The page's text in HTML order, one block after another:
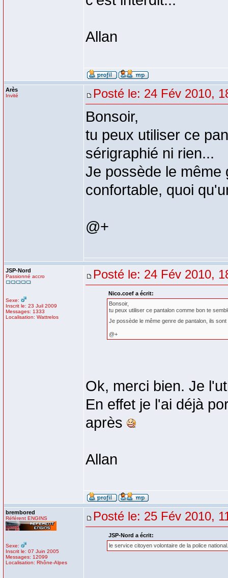
Allan
Arès
Invité Posté le: 24 Fév 2010,
Bonsoir,
tu peux utiliser ce
sérigraphié ni rien...
Je possède le même
confortable, quoi
@+
JSP-Nord
Passionné accro
Sexe:
Inscrit le: 23 Juil 2009
Messages: 1333
Localisation: Wattrelos
Posté le: 24 Fév 2010,
Nico.coef a écrit:
Bonsoir,
tu peux utiliser ce pantalon comme bon te
Je possède le même genre de pantalon, ils
@+
Ok, merci bien. Je
En effet je l'ai déjà
après
Allan
brembored
Référent ENGINS
Sexe:
Inscrit le: 07 Juin 2005
Messages: 12099
Localisation: Rhône-Alpes
Posté le: 25 Fév 2010,
JSP-Nord a écrit:
le service citoyen volontaire de la police